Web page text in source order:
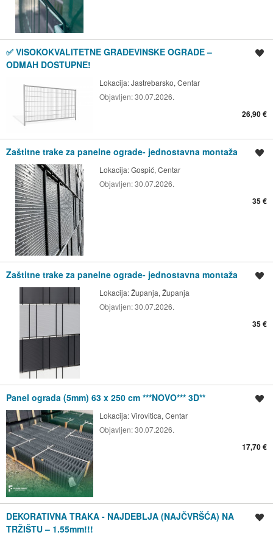
✅ VISOKOKVALITETNE GRAĐEVINSKE OGRADE –
ODMAH DOSTUPNE!
Lokacija:Jastrebarsko, Centar
Objavljen:30.07.2026.
26,90 €
Zaštitne trake za panelne ograde- jednostavna montaža
Lokacija:Gospić, Centar
Objavljen:30.07.2026.
35 €
Zaštitne trake za panelne ograde- jednostavna montaža
Lokacija:Županja, Županja
Objavljen:30.07.2026.
35 €
Panel ograda (5mm) 63 x 250 cm ***NOVO*** 3D**
Lokacija:Virovitica, Centar
Objavljen:30.07.2026.
17,70 €
DEKORATIVNA TRAKA - NAJDEBLJA (NAJČVRŠĆA) NA
TRŽIŠTU – 1.55mm!!!